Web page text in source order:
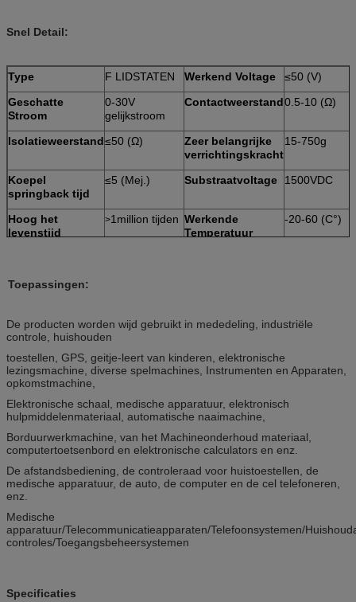
Snel Detail:
Type F LIDSTATEN Werkend Voltage
≤50 (V)
Geschatte
Stroom
0-30V
gelijkstroom
Contactweerstand0.5-10 (Ω)
Isolatieweerstand≤50 (Ω)
Zeer belangrijke
verrichtingskracht
15-750g
Koepel
springback tijd
≤5 (Mej.) Substraatvoltage 1500VDC
Hoog het
levenstijd
>1million tijden Werkende
Temperatuur
-20-60 (C°)
Toepassingen:
De producten worden wijd gebruikt in mededeling, industriële
controle, huishouden
toestellen, GPS, geitje-leert van kinderen, elektronische
lezingsmachine, diverse spelmachines, Instrumenten en Apparaten,
opkomstmachine,
Elektronische schaal, medische apparatuur, elektronisch
hulpmiddelenmateriaal, automatische naaimachine,
Borduurwerkmachine, van het Machineonderhoud materiaal,
computertoetsenbord en elektronische calculators en enz.
De afstandsbediening, de controleraad voor huistoestellen, de
medische apparatuur, de auto, de computer en de cel telefoneren,
enz.
Medische
apparatuur/Telecommunicatieapparaten/Telefoonsystemen/
controles/Toegangsbeheersystemen
Specificaties